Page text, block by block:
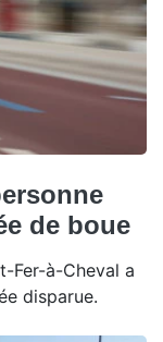
de boue
Fer-à-Cheval a
disparue.